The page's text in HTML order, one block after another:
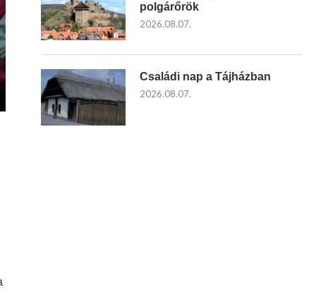
polgárőrök
2026.08.07.
Családi nap a Tájházban
2026.08.07.